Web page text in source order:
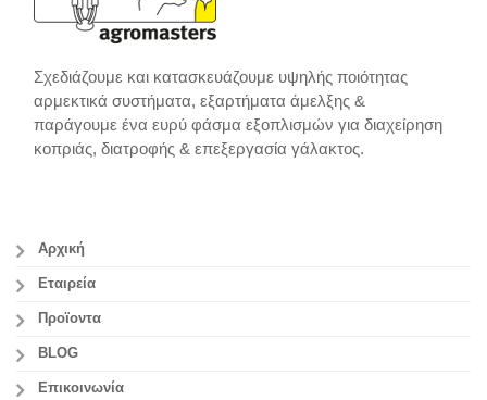
Σχεδιάζουμε και κατασκευάζουμε υψηλής ποιότητας
αρμεκτικά συστήματα, εξαρτήματα άμελξης &
παράγουμε ένα ευρύ φάσμα εξοπλισμών για διαχείρηση
κοπριάς, διατροφής & επεξεργασία γάλακτος.
Αρχική
Εταιρεία
Προϊοντα
BLOG
Επικοινωνία